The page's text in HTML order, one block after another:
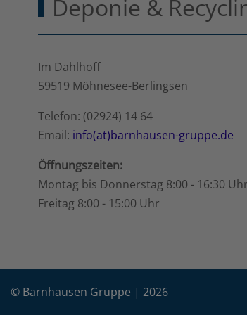
Deponie &
Im Dahlhoff
59519 Möhnesee-Berlingsen
Telefon: (02924) 14 64
Email: info(at)barnhausen-gruppe.de
Öffnungszeiten:
Montag bis Donnerstag 8:00 - 16:30
Freitag 8:00 - 15:00 Uhr
© Barnhausen Gruppe | 2026